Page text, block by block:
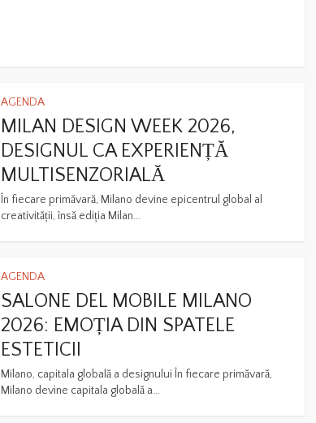
AGENDA
MILAN DESIGN WEEK 2026,
DESIGNUL CA EXPERIENȚĂ
MULTISENZORIALĂ
În fiecare primăvară, Milano devine epicentrul global al
creativității, însă ediția Milan...
AGENDA
SALONE DEL MOBILE MILANO
2026: EMOȚIA DIN SPATELE
ESTETICII
Milano, capitala globală a designului În fiecare primăvară,
Milano devine capitala globală a...